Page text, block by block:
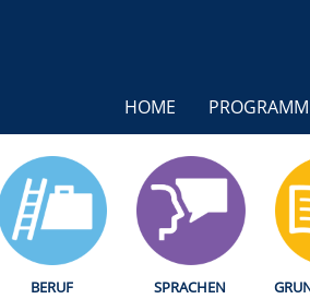
HOME PROGRAMM
BERUF SPRACHEN